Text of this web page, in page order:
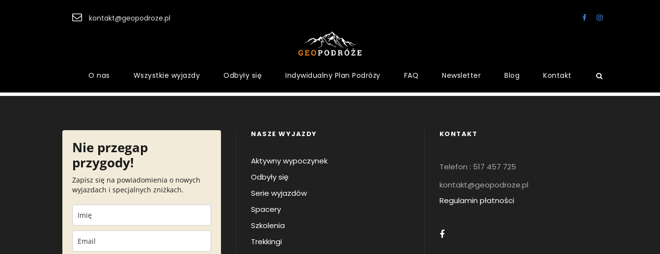
kontakt@geopodroze.pl
O nas Wszystkie wyjazdy Odbyły się Indywidualny Plan Podróży FAQ Newsletter Blog Kontakt
Login
Nie przegap
przygody!
Zapisz się na powiadomienia o nowych
wyjazdach i specjalnych zniżkach.
NASZE WYJAZDY
Aktywny wypoczynek
Odbyły się
Serie wyjazdów
Spacery
Szkolenia
Trekkingi
KONTAKT
Telefon : 517 457 725
kontakt@geopodroze.pl
Regulamin płatności